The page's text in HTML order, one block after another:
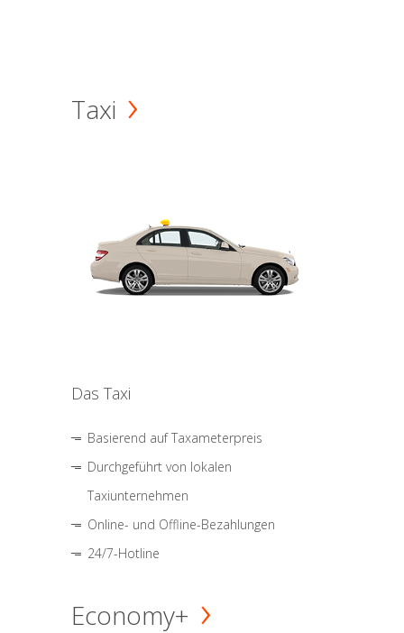
Taxi
Das Taxi
Basierend auf Taxameterpreis
Durchgeführt von lokalen
Taxiunternehmen
Online- und Offline-Bezahlungen
24/7-Hotline
Economy+